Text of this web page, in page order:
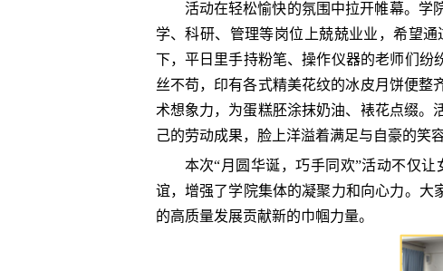
活动在轻松愉快的氛围中拉开帷幕。学
学、科研、管理等岗位上兢兢业业，希望
下，平日里手持粉笔、操作仪器的老师们纷
丝不苟，印有各式精美花纹的冰皮月饼便整
术想象力，为蛋糕胚涂抹奶油、裱花点缀。
己的劳动成果，脸上洋溢着满足与自豪的笑
本次“月圆华诞，巧手同欢”活动不仅
谊，增强了学院集体的凝聚力和向心力。大
的高质量发展贡献新的巾帼力量。